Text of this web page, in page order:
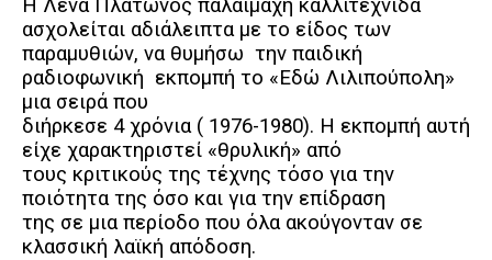
Η Λένα Πλατωνος παλαίμαχη καλλιτέχνιδα
ασχολείται αδιάλειπτα με το είδος των
παραμυθιών, να θυμήσω την παιδική
ραδιοφωνική εκπομπή το «Εδώ Λιλιπούπολη»
μια σειρά που
διήρκεσε 4 χρόνια ( 1976-1980). Η εκπομπή αυτή
είχε χαρακτηριστεί «θρυλική» από
τους κριτικούς της τέχνης τόσο για την
ποιότητα της όσο και για την επίδραση
της σε μια περίοδο που όλα ακούγονταν σε
κλασσική λαϊκή απόδοση.